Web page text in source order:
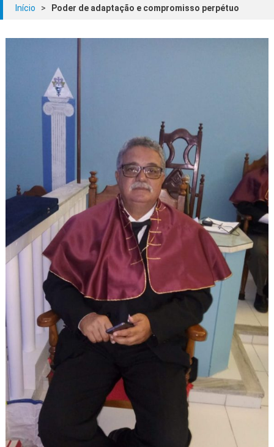
Início > Poder de adaptação e compromisso perpétuo